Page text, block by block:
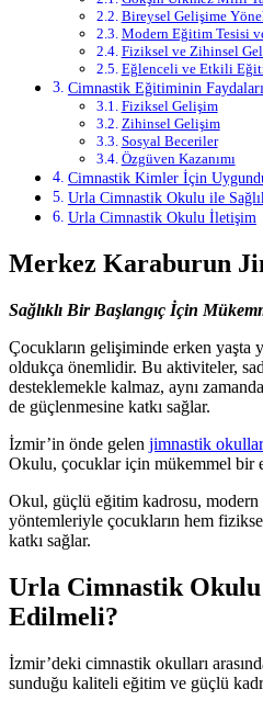
Bireysel Gelişime
Modern Eğitim Tesisi
Fiziksel ve Zihinsel
Eğlenceli ve Etkili
Cimnastik Eğitiminin Faydaları
Fiziksel Gelişim
Zihinsel Gelişim
Sosyal Beceriler
Özgüven Kazanımı
Cimnastik Kimler İçin
Urla Cimnastik Okulu ile
Urla Cimnastik Okulu İletişim
Merkez Karaburun
Sağlıklı Bir Başlangıç İçin
Çocukların gelişiminde erken yaşta
oldukça önemlidir. Bu aktiviteler,
desteklemekle kalmaz, aynı
de güçlenmesine katkı sağlar.
İzmir’in önde gelen jimnastik
Okulu, çocuklar için mükemmel bir
Okul, güçlü eğitim kadrosu, modern
yöntemleriyle çocukların hem
katkı sağlar.
Urla Cimnastik Okulu
Edilmeli?
İzmir’deki cimnastik okulları
sunduğu kaliteli eğitim ve güçlü